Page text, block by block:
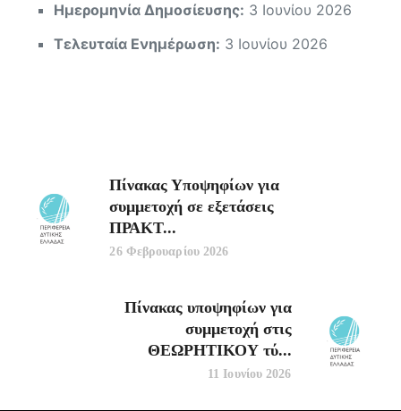
Ημερομηνία Δημοσίευσης: 3 Ιουνίου 2026
Τελευταία Ενημέρωση: 3 Ιουνίου 2026
Πίνακας Υποψηφίων για
συμμετοχή σε εξετάσεις
ΠΡΑΚΤ...
26 Φεβρουαρίου 2026
Πίνακας υποψηφίων για
συμμετοχή στις
ΘΕΩΡΗΤΙΚΟΥ τύ...
11 Ιουνίου 2026